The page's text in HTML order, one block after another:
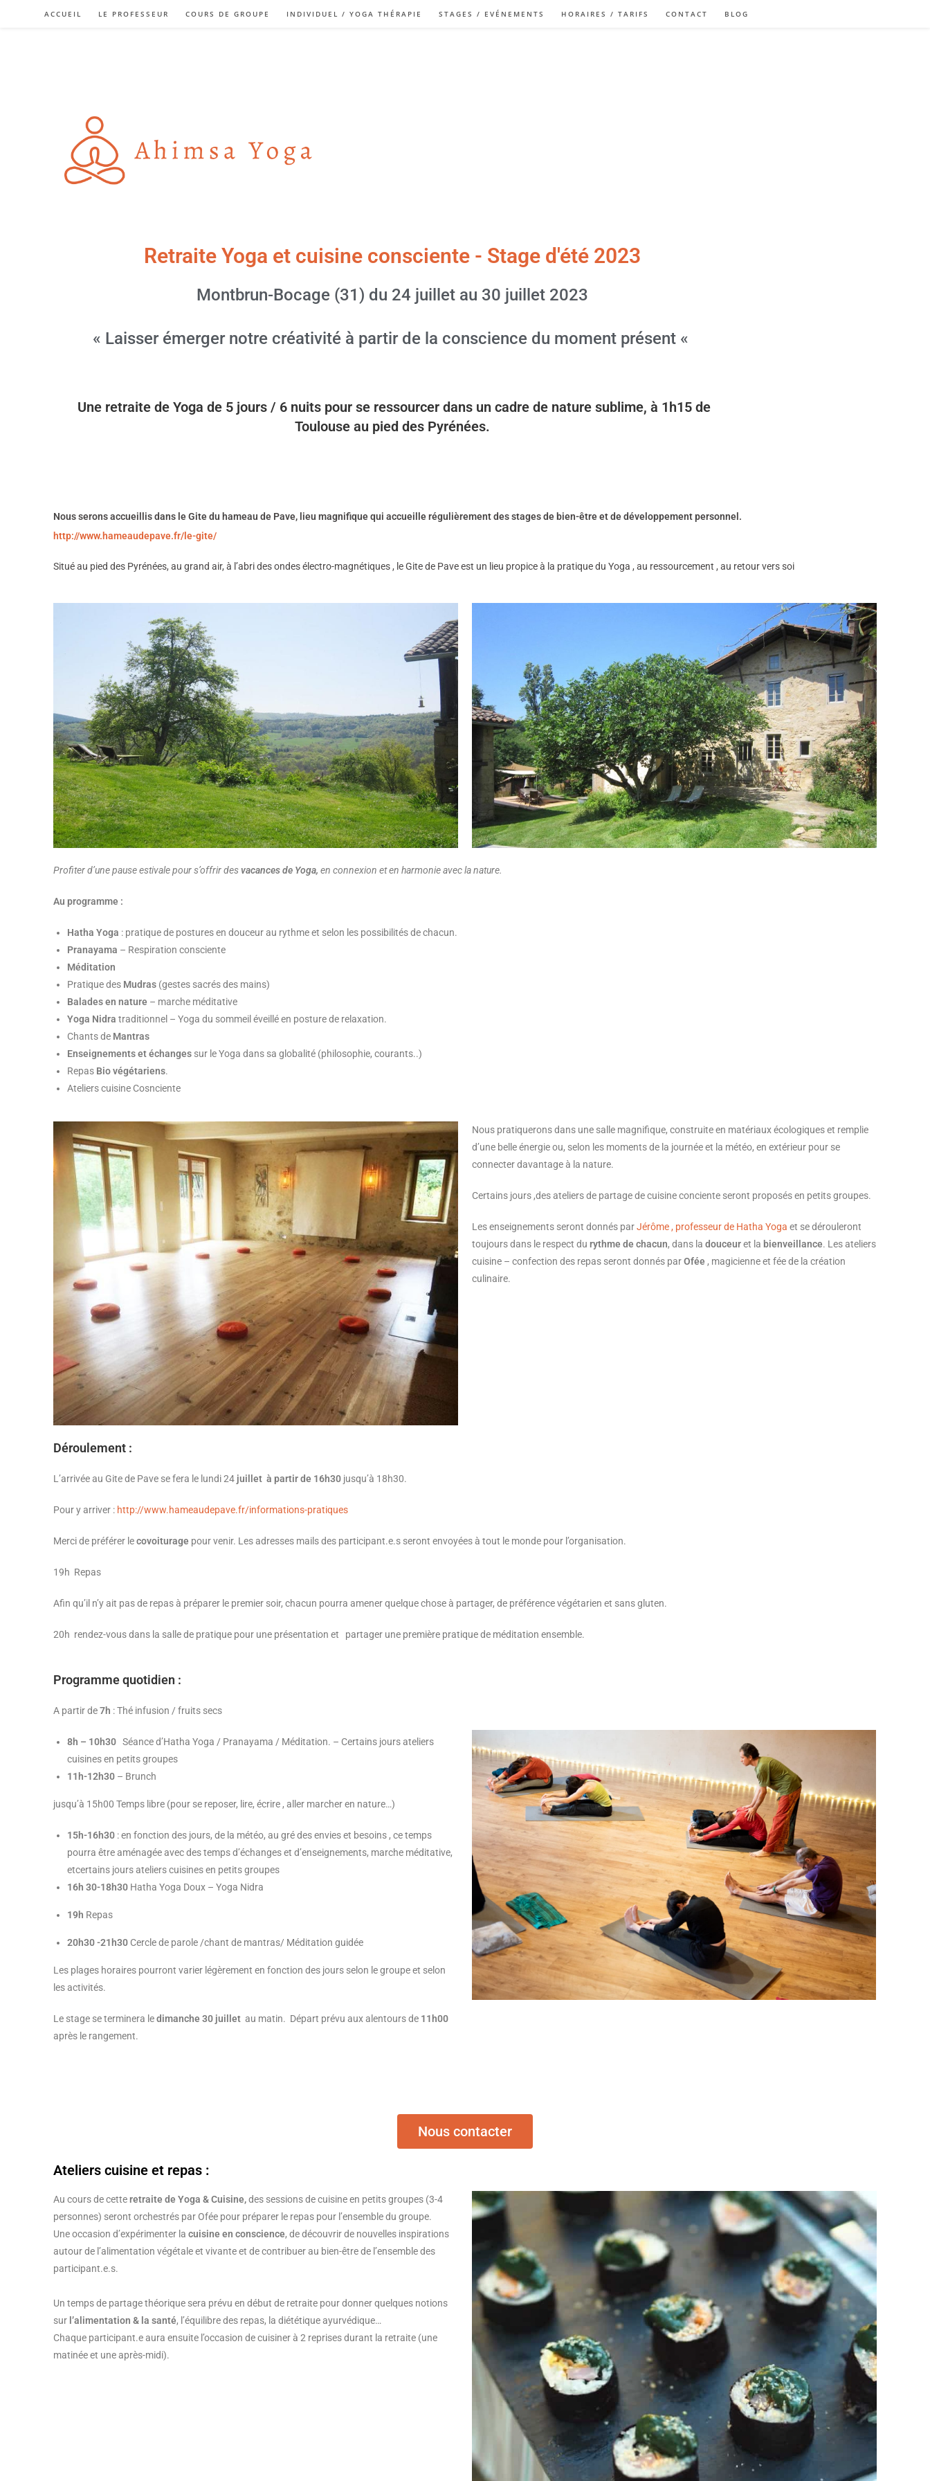
ACCUEIL LE PROFESSEUR COURS DE GROUPE INDIVIDUEL / YOGA THÉRAPIE STAGES / EVÉNEMENTS HORAIRES / TARIFS CONTACT BLOG
Retraite Yoga et cuisine consciente - Stage d'été 2023
Montbrun-Bocage (31) du 24 juillet au 30 juillet 2023
« Laisser émerger notre créativité à partir de la conscience du moment présent «
Une retraite de Yoga de 5 jours / 6 nuits pour se ressourcer dans un cadre de nature sublime, à 1h15 de
Toulouse au pied des Pyrénées.
Nous serons accueillis dans le Gite du hameau de Pave, lieu magnifique qui accueille régulièrement des stages de bien-être et de développement personnel.
http://www.hameaudepave.fr/le-gite/
Situé au pied des Pyrénées, au grand air, à l’abri des ondes électro-magnétiques , le Gite de Pave est un lieu propice à la pratique du Yoga , au ressourcement , au retour vers soi
Profiter d’une pause estivale pour s’offrir desvacances de Yoga, en connexion et en harmonie avec la nature.
Au programme :
Hatha Yoga : pratique de postures en douceur au rythme et selon les possibilités de chacun.
Pranayama – Respiration consciente
Méditation
Pratique des Mudras (gestes sacrés des mains)
Balades en nature – marche méditative
Yoga Nidra traditionnel – Yoga du sommeil éveillé en posture de relaxation.
Chants de Mantras
Enseignements et échanges sur le Yoga dans sa globalité (philosophie, courants..)
Repas Bio végétariens.
Ateliers cuisine Cosnciente
Nous pratiquerons dans une salle magnifique, construite en matériaux écologiques et remplie
d’une belle énergie ou, selon les moments de la journée et la météo, en extérieur pour se
connecter davantage à la nature.
Certains jours ,des ateliers de partage de cuisine conciente seront proposés en petits groupes.
Les enseignements seront donnés parJérôme , professeur de Hatha Yoga et se dérouleront
toujours dans le respect du rythme de chacun, dans la douceuret la bienveillance. Les ateliers
cuisine – confection des repas seront donnés parOfée , magicienne et fée de la création
culinaire.
Déroulement :
L’arrivée au Gite de Pave se fera le lundi 24 juillet à partir de 16h30 jusqu’à 18h30.
Pour y arriver : http://www.hameaudepave.fr/informations-pratiques
Merci de préférer lecovoiturage pour venir. Les adresses mails des participant.e.s seront envoyées à tout le monde pour l’organisation.
19h Repas
Afin qu’il n’y ait pas de repas à préparer le premier soir, chacun pourra amener quelque chose à partager, de préférence végétarien et sans gluten.
20h rendez-vous dans la salle de pratique pour une présentation et partager une première pratique de méditation ensemble.
Programmequotidien :
A partir de7h : Thé infusion / fruits secs
8h – 10h30 Séance d’Hatha Yoga / Pranayama / Méditation. – Certains jours ateliers
cuisines en petits groupes
11h-12h30 – Brunch
jusqu’à 15h00 Temps libre (pour se reposer, lire, écrire , aller marcher en nature…)
15h-16h30 : en fonction des jours, de la météo, au gré des envies et besoins , ce temps
pourra être aménagée avec des temps d’échanges et d’enseignements, marche méditative,
etcertains jours ateliers cuisines en petits groupes
16h 30-18h30 Hatha Yoga Doux – Yoga Nidra
19h Repas
20h30 -21h30 Cercle de parole /chant de mantras/ Méditation guidée
Les plages horaires pourront varier légèrement en fonction des jours selon le groupe et selon
les activités.
Le stage se terminera ledimanche 30 juillet au matin. Départ prévu aux alentours de 11h00
après le rangement.
Nous contacter
Ateliers cuisine et repas :
Au cours de cetteretraite de Yoga & Cuisine,des sessions de cuisine en petits groupes (3-4
personnes) seront orchestrés par Ofée pour préparer le repas pour l’ensemble du groupe.
Une occasion d’expérimenter lacuisine en conscience, de découvrir de nouvelles inspirations
autour de l’alimentation végétale et vivante et de contribuer au bien-être de l’ensemble des
participant.e.s.
Un temps de partage théorique sera prévu en début de retraite pour donner quelques notions
sur l’alimentation & la santé, l’équilibre des repas, la diététique ayurvédique…
Chaque participant.e aura ensuite l’occasion de cuisiner à 2 reprises durant la retraite (une
matinée et une après-midi).